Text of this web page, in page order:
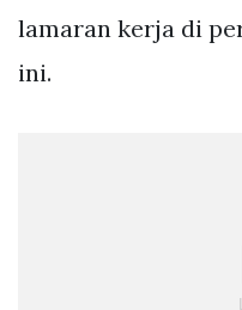
lamaran kerja di
ini.